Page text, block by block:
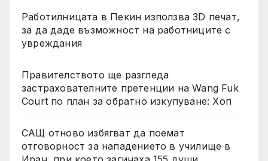
Работилницата в Пекин използва 3D печат,
за да даде възможност на работниците с
увреждания
Правителството ще разгледа
застрахователните претенции на Wang Fuk
Court по план за обратно изкупуване: Хоп
САЩ отново избягват да поемат
отговорност за нападението в училище в